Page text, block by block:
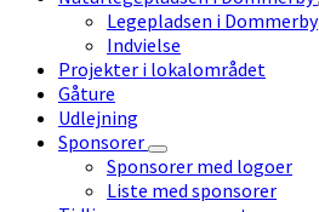
Legepladsen i Dommerby
Indvielse
Projekter i lokalområdet
Gåture
Udlejning
Sponsorer
Sponsorer med logoer
Liste med sponsorer